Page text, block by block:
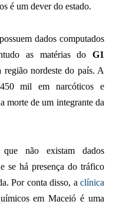
é um dever do estado.
dados computados
as matérias do G1
nordeste do país. A
mil em narcóticos e
morte de um integrante da
não existam dados
se há presença do tráfico
Por conta disso, a clínica
em Maceió é uma